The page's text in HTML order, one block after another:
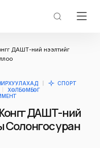
ДАШТ-ний нээлтийг
СПОРТ
ХӨЛБӨМБӨГ
ДАШТ-ний
Солонгос уран